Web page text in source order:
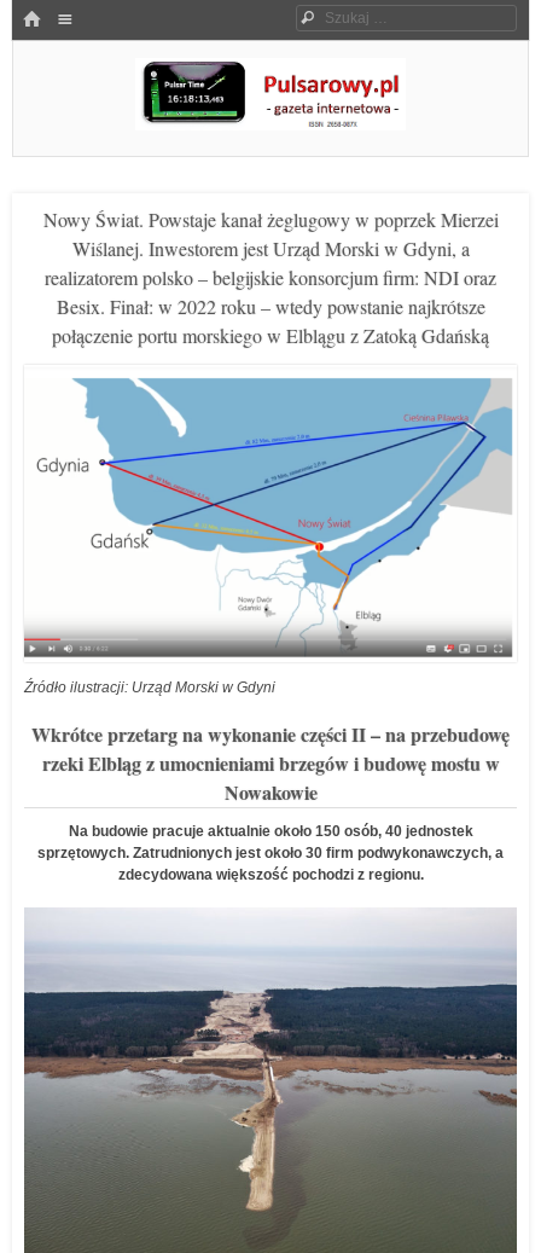
HOME Szukaj
Pulsarowy.pl
Nowy Świat. Powstaje kanał żeglugowy w poprzek Mierzei
Wiślanej. Inwestorem jest Urząd Morski w Gdyni, a
realizatorem polsko – belgijskie konsorcjum firm: NDI oraz
Besix. Finał: w 2022 roku – wtedy powstanie najkrótsze
połączenie portu morskiego w Elblągu z Zatoką Gdańską
Źródło ilustracji: Urząd Morski w Gdyni
Wkrótce przetarg na wykonanie części II – na przebudowę
rzeki Elbląg z umocnieniami brzegów i budowę mostu w
Nowakowie
Na budowie pracuje aktualnie około 150 osób, 40 jednostek
sprzętowych. Zatrudnionych jest około 30 firm podwykonawczych, a
zdecydowana większość pochodzi z regionu.